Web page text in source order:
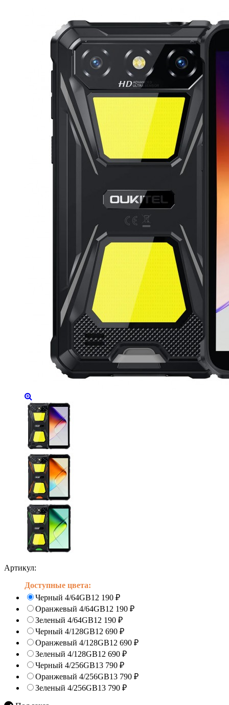
Артикул:
Доступные цвета:
Черный 4/64GB12 190 ₽
Оранжевый 4/64GB12 190 ₽
Зеленый 4/64GB12 190 ₽
Черный 4/128GB12 690 ₽
Оранжевый 4/128GB12 690 ₽
Зеленый 4/128GB12 690 ₽
Черный 4/256GB13 790 ₽
Оранжевый 4/256GB13 790 ₽
Зеленый 4/256GB13 790 ₽